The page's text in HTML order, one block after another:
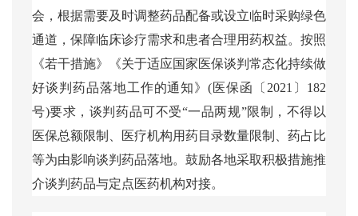
会，根据需要及时调整药品配备或设立临时采购绿色
通道，保障临床诊疗需求和患者合理用药权益。按照
《若干措施》《关于适应国家医保谈判常态化持续做
好谈判药品落地工作的通知》(医保函〔2021〕182
号)要求，谈判药品可不受“一品两规”限制，不得以
医保总额限制、医疗机构用药目录数量限制、药占比
等为由影响谈判药品落地。鼓励各地采取积极措施推
介谈判药品与定点医药机构对接。